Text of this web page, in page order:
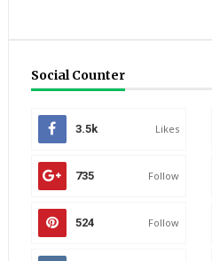
Social Counter
3.5k Likes
735 Follow
524 Follow